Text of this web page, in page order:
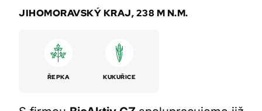
JIHOMORAVSKÝ KRAJ, 238 M N.M.
ŘEPKA KUKUŘICE